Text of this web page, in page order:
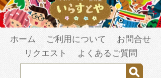
ホーム ご利用について
お問合せ
リクエスト
よくあるご質問